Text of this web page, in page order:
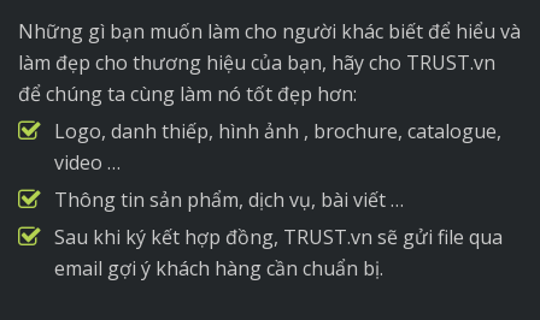
Những gì bạn muốn làm cho người khác biết để hiểu và
làm đẹp cho thương hiệu của bạn, hãy cho TRUST.vn
để chúng ta cùng làm nó tốt đẹp hơn:
Logo, danh thiếp, hình ảnh , brochure, catalogue,
video …
Thông tin sản phẩm, dịch vụ, bài viết …
Sau khi ký kết hợp đồng, TRUST.vn sẽ gửi file qua
email gợi ý khách hàng cần chuẩn bị.